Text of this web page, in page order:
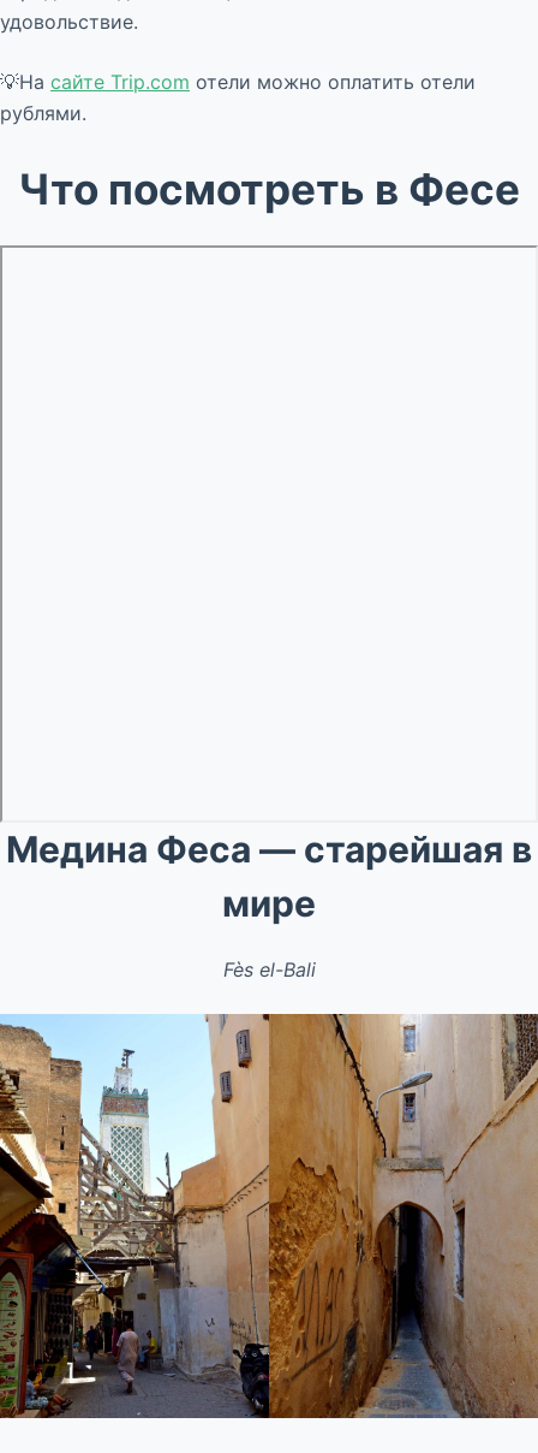
удовольствие.
💡На сайте Trip.com отели можно оплатить отели
рублями.
Что посмотреть в Фесе
Медина Феса — старейшая в
мире
Fès el-Bali